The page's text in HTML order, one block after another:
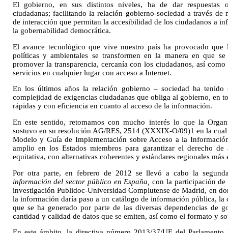
El gobierno, en sus distintos niveles, ha de dar respuestas
ciudadanas; facilitando la relación gobierno-sociedad a través de
de interacción que permitan la accesibilidad de los ciudadanos a
la gobernabilidad democrática.
El avance tecnológico que vive nuestro país ha provocado que
políticas y ambientales se transformen en la manera en que se
promover la transparencia, cercanía con los ciudadanos, así
servicios en cualquier lugar con acceso a Internet.
En los últimos años la relación gobierno – sociedad ha
complejidad de exigencias ciudadanas que obliga al gobierno, en
rápidas y con eficiencia en cuanto al acceso de la información.
En este sentido, retomamos con mucho interés lo que la
sostuvo en su resolución AG/RES, 2514 (XXXIX-O/09)1 en la
Modelo y Guía de Implementación sobre Acceso a la
amplio en los Estados miembros para garantizar el derecho
equitativa, con alternativas coherentes y estándares regionales
Por otra parte, en febrero de 2012 se llevó a cabo la
información del sector público en España,
con la participación
investigación Publidoc-Universidad Complutense de Madrid, en
la información daría paso a un catálogo de información pública,
que se ha generado por parte de las diversas dependencias de
cantidad y calidad de datos que se emiten, así como el formato y